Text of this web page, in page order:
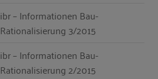
ibr – Informationen Bau-
Rationalisierung 3/2015
ibr – Informationen Bau-
Rationalisierung 2/2015